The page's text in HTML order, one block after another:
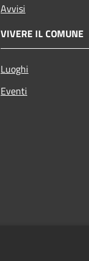
Avvisi
VIVERE IL COMUNE
Luoghi
Eventi